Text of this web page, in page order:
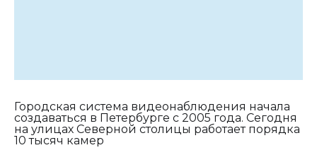
Городская система видеонаблюдения начала
создаваться в Петербурге с 2005 года. Сегодня
на улицах Северной столицы работает порядка
10 тысяч камер